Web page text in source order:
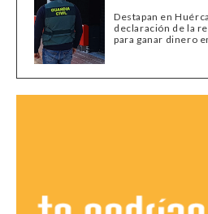
Destapan en
declaración de la
para ganar dinero